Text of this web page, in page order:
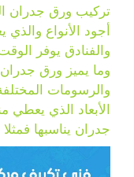
تركيب ورق جدران
أجود الأنواع
والفنادق يوفر
وما يميز ورق جدران
والرسومات
الأبعاد الذي
جدران يناسبها